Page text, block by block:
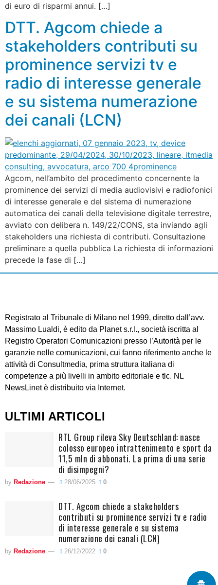
di euro di risparmi annui. […]
DTT. Agcom chiede a
stakeholders contributi su
prominence servizi tv e
radio di interesse generale
e su sistema numerazione
dei canali (LCN)
Agcom, nell’ambito del procedimento concernente la
prominence dei servizi di media audiovisivi e radiofonici
di interesse generale e del sistema di numerazione
automatica dei canali della televisione digitale terrestre,
avviato con delibera n. 149/22/CONS, sta inviando agli
stakeholders una richiesta di contributi. Consultazione
preliminare a quella pubblica La richiesta di informazioni
precede la fase di […]
Registrato al Tribunale di Milano nel 1999, diretto dall’avv.
Massimo Lualdi, è edito da Planet s.r.l., società iscritta al
Registro Operatori Comunicazioni presso l’Autorità per le
garanzie nelle comunicazioni, cui fanno riferimento anche le
attività di Consultmedia, prima struttura italiana di
competenze a più livelli in ambito editoriale e tlc. NL
NewsLinet è distribuito via Internet.
ULTIMI ARTICOLI
RTL Group rileva Sky Deutschland: nasce
colosso europeo intrattenimento e sport da
11,5 mln di abbonati. La prima di una serie
di disimpegni?
by Redazione 28/06/2025 0
DTT. Agcom chiede a stakeholders
contributi su prominence servizi tv e radio
di interesse generale e su sistema
numerazione dei canali (LCN)
by Redazione 26/12/2022 0